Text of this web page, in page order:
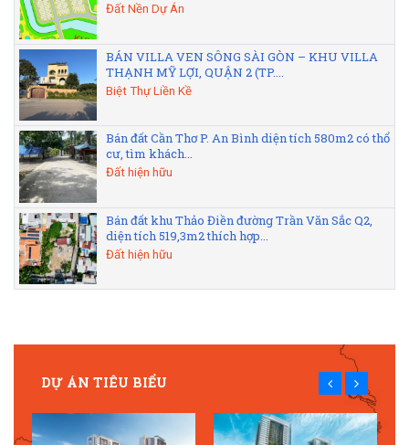
Đất Nền Dự Án
BÁN VILLA VEN SÔNG SÀI GÒN – KHU VILLA
THẠNH MỸ LỢI, QUẬN 2 (TP....
Biệt Thự Liền Kề
Bán đất Cần Thơ P. An Bình diện tích 580m2 có thổ
cư, tìm khách...
Đất hiện hữu
Bán đất khu Thảo Điền đường Trần Văn Sắc Q2,
diện tích 519,3m2 thích hợp...
Đất hiện hữu
DỰ ÁN TIÊU BIỂU